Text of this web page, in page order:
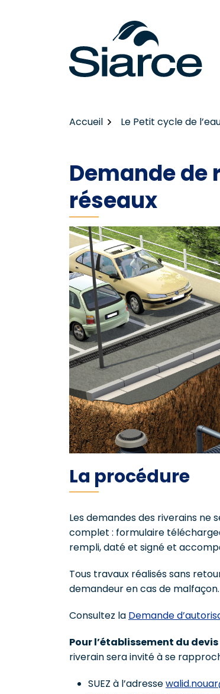
Accueil Le Petit cycle de
Demande
réseaux
La procédure
Les demandes des riverains ne
complet : formulaire
rempli, daté et signé et
Tous travaux réalisés sans
demandeur en cas de malfaçon.
Consultez la Demande
Pour l’établissement du
riverain sera invité à se
SUEZ à l’adresse